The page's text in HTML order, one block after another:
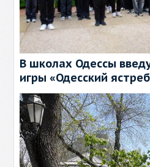
В школах Одессы
игры «Одесский